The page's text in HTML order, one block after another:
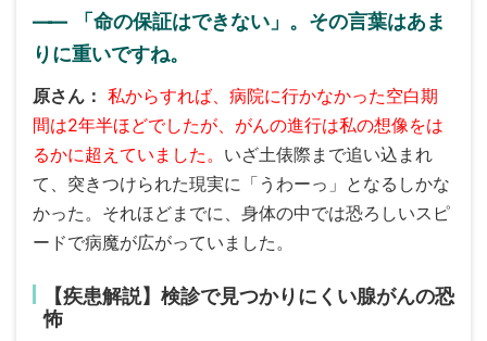
――
「命の保証はできない」。その言葉はあま
りに重いですね。
原さん
私からすれば、病院に行かなかった空白期
間は2年半ほどでしたが、がんの進行は私の想像をは
るかに超えていました。 いざ土俵際まで追い込まれ
て、突きつけられた現実に「うわーっ」となるしかな
かった。それほどまでに、身体の中では恐ろしいスピ
ードで病魔が広がっていました。
【疾患解説】検診で見つかりにくい腺がんの恐
怖